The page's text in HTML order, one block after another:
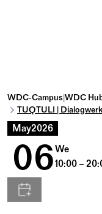
WDC-Campus|WDC
TUQTULI |
May2026
06We
10:00 –